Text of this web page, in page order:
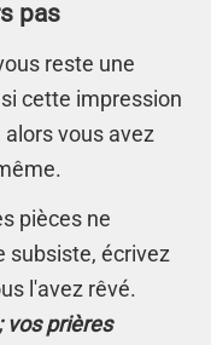
pas
reste une
cette impression
vous avez
pièces ne
subsiste, écrivez
l'avez rêvé.
vos prières